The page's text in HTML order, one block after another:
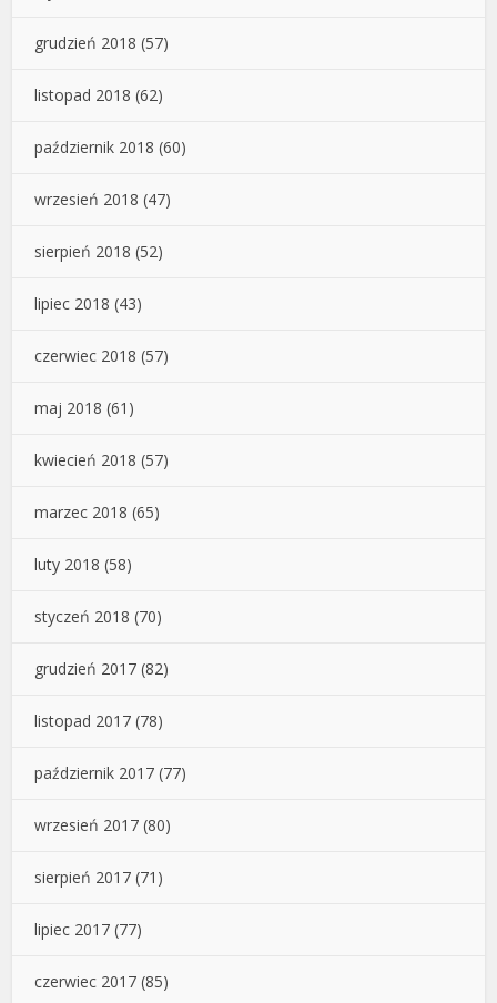
grudzień 2018 (57)
listopad 2018 (62)
październik 2018 (60)
wrzesień 2018 (47)
sierpień 2018 (52)
lipiec 2018 (43)
czerwiec 2018 (57)
maj 2018 (61)
kwiecień 2018 (57)
marzec 2018 (65)
luty 2018 (58)
styczeń 2018 (70)
grudzień 2017 (82)
listopad 2017 (78)
październik 2017 (77)
wrzesień 2017 (80)
sierpień 2017 (71)
lipiec 2017 (77)
czerwiec 2017 (85)